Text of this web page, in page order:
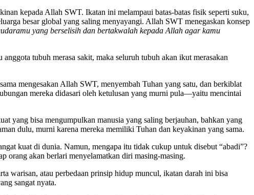
kepada Allah SWT. Ikatan ini melampaui batas-batas fisik seperti suku,
besar global yang saling menyayangi. Allah SWT menegaskan konsep
yang berselisih dan bertakwalah kepada Allah agar kamu
tubuh merasa sakit, maka seluruh tubuh akan ikut merasakan
mengesakan Allah SWT, menyembah Tuhan yang satu, dan berkiblat
mereka didasari oleh ketulusan yang murni pula—yaitu mencintai
yang bisa mengumpulkan manusia yang saling berjauhan, bahkan yang
dulu, murni karena mereka memiliki Tuhan dan keyakinan yang sama.
kuat di dunia. Namun, mengapa itu tidak cukup untuk disebut “abadi”?
orang akan berlari menyelamatkan diri masing-masing.
warisan, atau perbedaan prinsip hidup muncul, ikatan darah ini bisa
sangat nyata.